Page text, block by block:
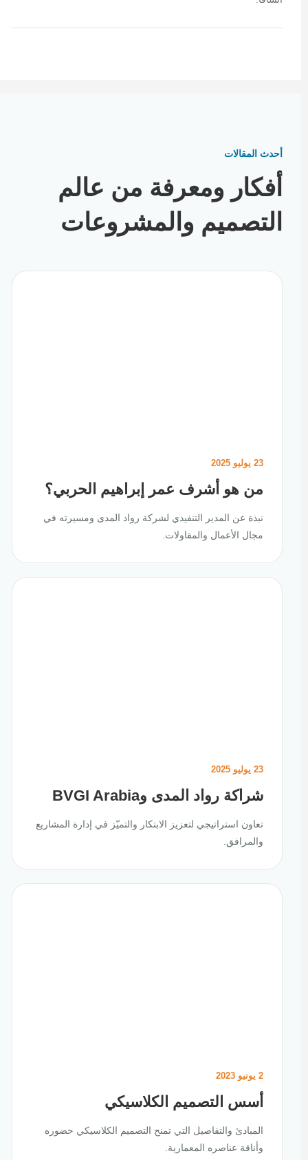
أحدث المقالات
أفكار ومعرفة من عالم
التصميم والمشروعات
23 يوليو 2025
من هو أشرف عمر إبراهيم الحربي؟
نبذة عن المدير التنفيذي لشركة رواد المدى ومسيرته في
مجال الأعمال والمقاولات.
23 يوليو 2025
شراكة رواد المدى وBVGI Arabia
تعاون استراتيجي لتعزيز الابتكار والتميّز في إدارة المشاريع
والمرافق.
أسس التصميم الكلاسيكي
المبادئ والتفاصيل التي تمنح التصميم الكلاسيكي حضوره
وأناقة عناصره المعمارية.